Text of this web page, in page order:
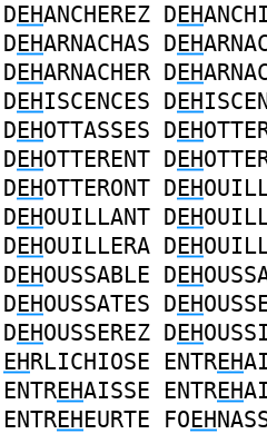
DEHANCHEREZ DEH
DEHARNACHAS DEH
DEHARNACHER DEH
DEHISCENCES DEH
DEHOTTASSES DEH
DEHOTTERENT DEH
DEHOTTERONT DEH
DEHOUILLANT DEH
DEHOUILLERA DEH
DEHOUSSABLE DEH
DEHOUSSATES DEH
DEHOUSSEREZ DEH
EHRLICHIOSE ENTREH
ENTREHAISSE ENTREH
ENTREHEURTE FOEH